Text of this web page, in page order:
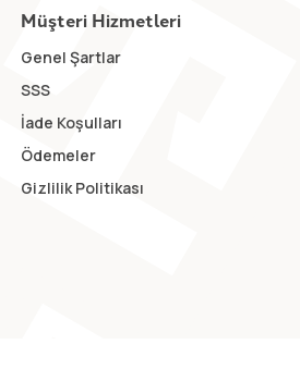
Müşteri Hizmetleri
Genel Şartlar
SSS
İade Koşulları
Ödemeler
Gizlilik Politikası